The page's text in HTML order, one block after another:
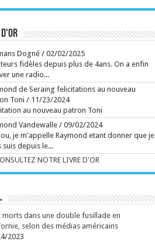
Ecrit le 04/08 17:17
Dogné/ 02/02/2025
fidèles depuis plus de 4ans. On a enfin
une radio...
de Seraing felicitations au nouveau
Toni / 11/23/2024
au nouveau patron Toni
Vandewalle/ 09/02/2024
je m'appelle Raymond etant donner que je
suis depuis le...
NOTRE LIVRE D'OR
morts dans une double fusillade en
selon des médias américains
2023